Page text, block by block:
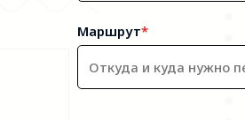
Маршрут*